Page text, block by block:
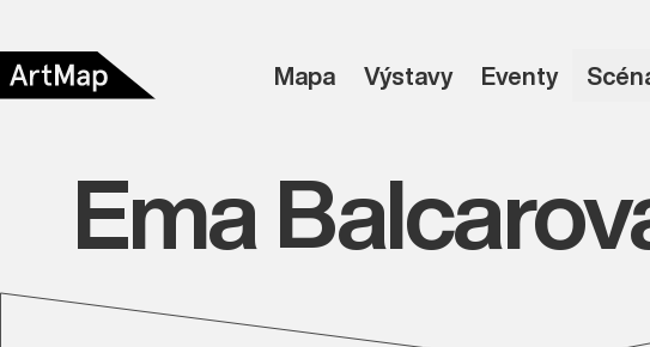
Mapa Výstavy Eventy
Ema